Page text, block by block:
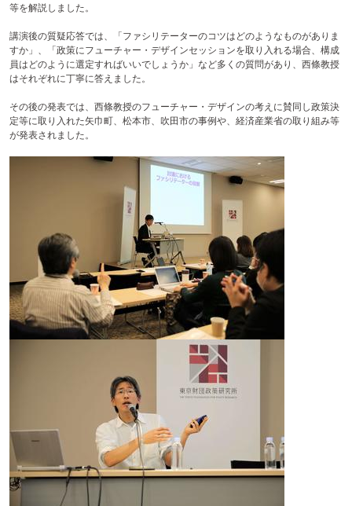
等を解説しました。
講演後の質疑応答では、「ファシリテーターのコツはどのようなものがありま
すか」、「政策にフューチャー・デザインセッションを取り入れる場合、構成
員はどのように選定すればいいでしょうか」など多くの質問があり、西條教授
はそれぞれに丁寧に答えました。
その後の発表では、西條教授のフューチャー・デザインの考えに賛同し政策決
定等に取り入れた矢巾町、松本市、吹田市の事例や、経済産業省の取り組み等
が発表されました。